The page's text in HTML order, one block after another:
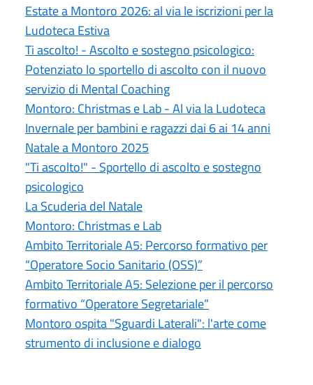
Estate a Montoro 2026: al via le iscrizioni per la
Ludoteca Estiva
Ti ascolto! - Ascolto e sostegno psicologico:
Potenziato lo sportello di ascolto con il nuovo
servizio di Mental Coaching
Montoro: Christmas e Lab - Al via la Ludoteca
Invernale per bambini e ragazzi dai 6 ai 14 anni
Natale a Montoro 2025
"Ti ascolto!" - Sportello di ascolto e sostegno
psicologico
La Scuderia del Natale
Montoro: Christmas e Lab
Ambito Territoriale A5: Percorso formativo per
“Operatore Socio Sanitario (OSS)”
Ambito Territoriale A5: Selezione per il percorso
formativo “Operatore Segretariale”
Montoro ospita "Sguardi Laterali": l'arte come
strumento di inclusione e dialogo